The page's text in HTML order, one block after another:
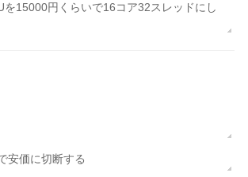
を15000円くらいで16コア32スレッドにし
安価に切断する